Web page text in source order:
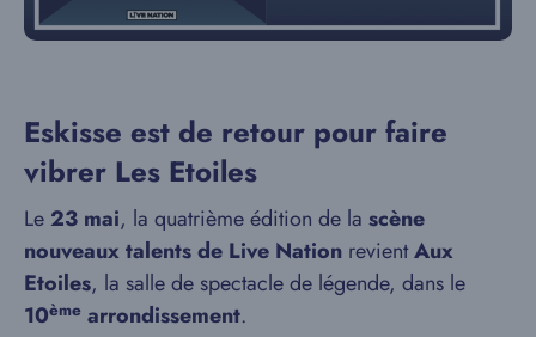
Eskisse est de retour pour faire
vibrer Les Etoiles
Le 23 mai, la quatrième édition de la scène
nouveaux talents de Live Nation revientAux
Etoiles, la salle de spectacle de légende, dans le
10ème arrondissement.